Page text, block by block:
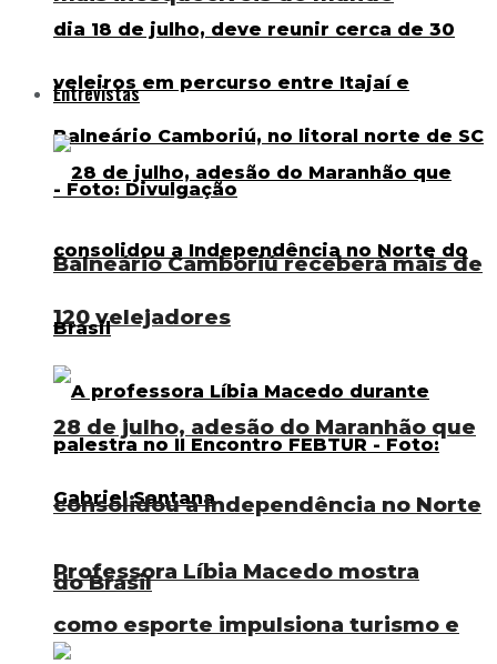
Balneário Camboriú receberá mais de
120 velejadores
Professora Líbia Macedo mostra
como esporte impulsiona turismo e
Entrevistas
28 de julho, adesão do Maranhão que
consolidou a Independência no Norte
do Brasil